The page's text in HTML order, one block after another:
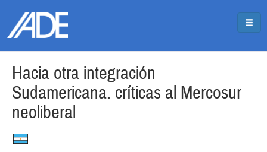
Hacia otra integración
Sudamericana. críticas al Mercosur
neoliberal